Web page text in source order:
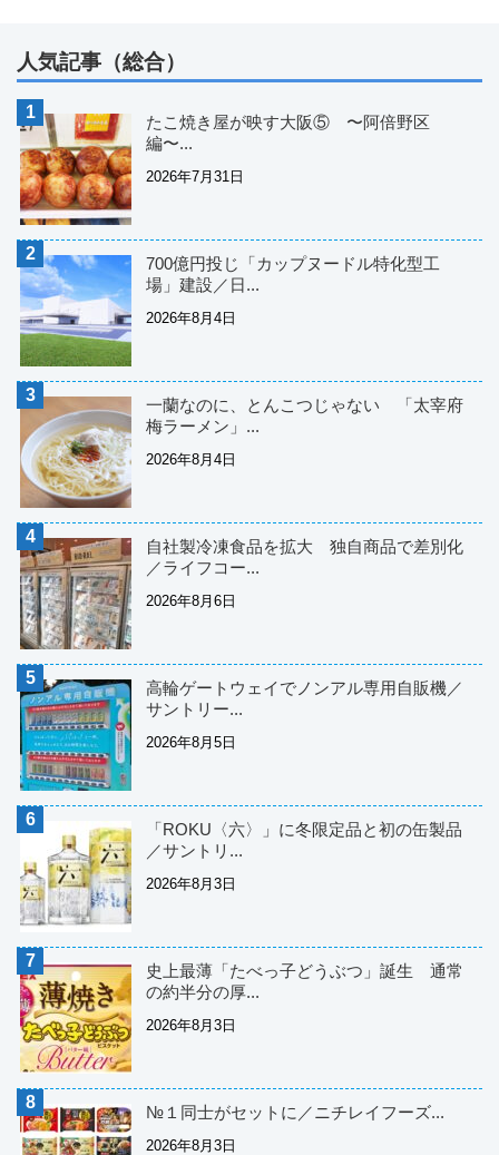
人気記事（総合）
たこ焼き屋が映す大阪⑤ 〜阿倍野区
編〜...
2026年7月31日
700億円投じ「カップヌードル特化型工
場」建設／日...
2026年8月4日
一蘭なのに、とんこつじゃない 「太宰府
梅ラーメン」...
2026年8月4日
自社製冷凍食品を拡大 独自商品で差別化
／ライフコー...
2026年8月6日
高輪ゲートウェイでノンアル専用自販機／
サントリー...
2026年8月5日
「ROKU〈六〉」に冬限定品と初の缶製品
／サントリ...
2026年8月3日
史上最薄「たべっ子どうぶつ」誕生 通常
の約半分の厚...
2026年8月3日
№１同士がセットに／ニチレイフーズ...
2026年8月3日